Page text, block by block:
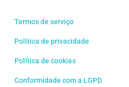
Termos de serviço
Política de privacidade
Política de cookies
Conformidade com a LGPD